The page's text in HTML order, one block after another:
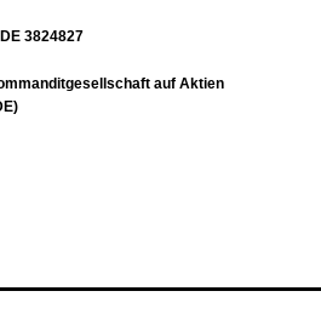
DE 3824827
auf Aktien